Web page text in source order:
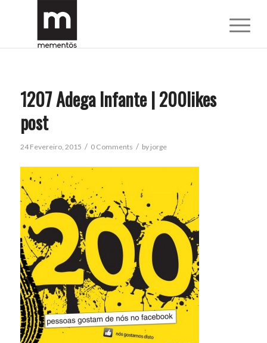
1207 Adega Infante | 200likes
post
24 Fevereiro, 2015 / 0 Comments / by jorge